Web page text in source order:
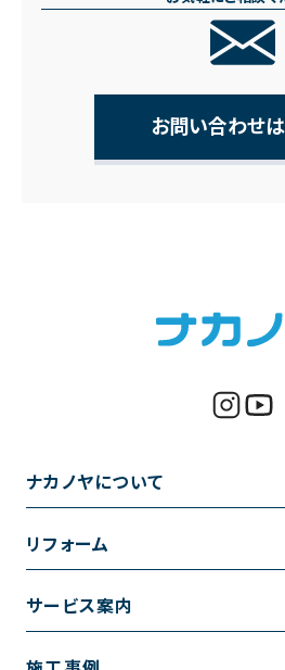
お問い合わせ
ナカノヤについて
事業内容
採用情報
リフォーム
トイレのリフォーム
サービス案内
サービスの流れ